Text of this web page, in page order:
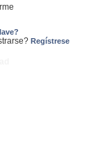
Regístrese